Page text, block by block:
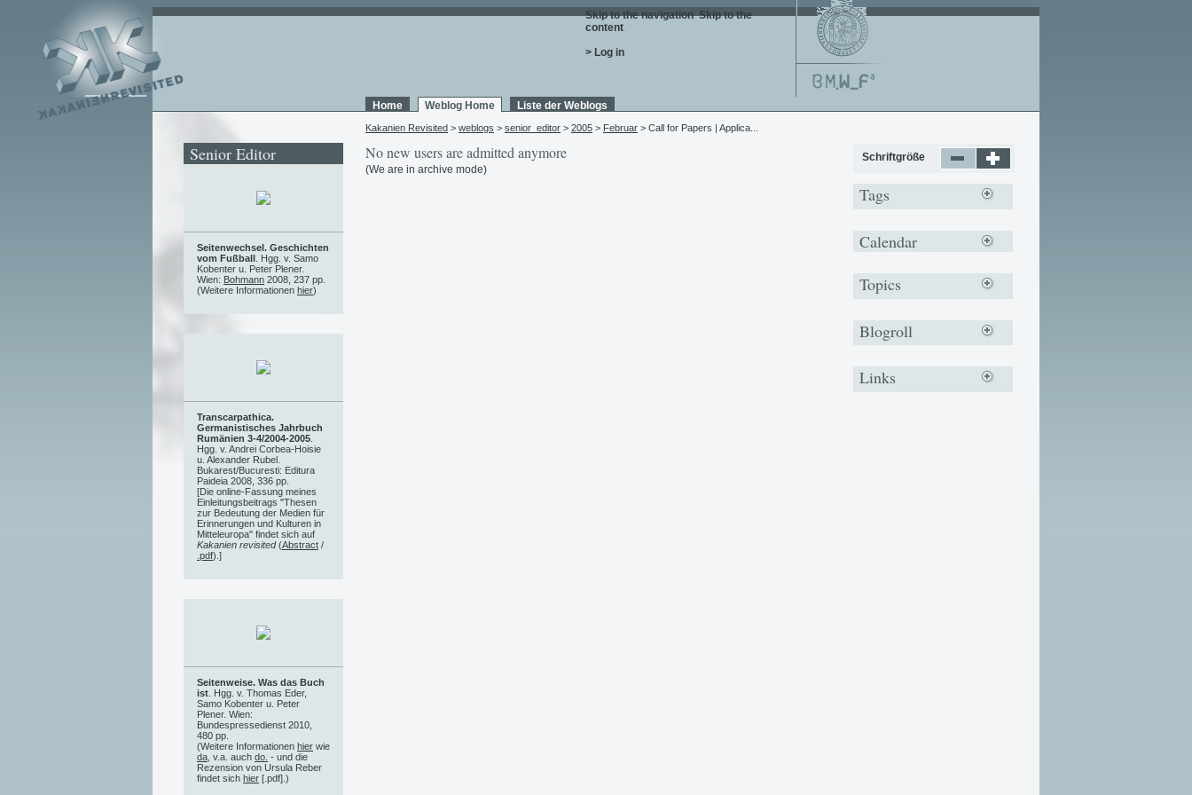
Skip to the navigation. Skip to the
content.
> Log in
Home Weblog Home Liste der Weblogs
Kakanien Revisited > weblogs > senior_editor > 2005 > Februar > Call for Papers | Applica...
No new users are admitted anymore
(We are in archive mode)
Senior Editor
Seitenwechsel. Geschichten
vom Fußball . Hgg. v. Samo
Kobenter u. Peter Plener.
Wien: Bohmann 2008, 237 pp.
(Weitere Informationen hier)
Transcarpathica.
Germanistisches Jahrbuch
Rumänien 3-4/2004-2005
Hgg. v. Andrei Corbea-Hoisie
u. Alexander Rubel.
Bukarest/Bucuresti: Editura
Paideia 2008, 336 pp.
[Die online-Fassung meines
Einleitungsbeitrags "Thesen
zur Bedeutung der Medien für
Erinnerungen und Kulturen in
Mitteleuropa" findet sich auf
Kakanien revisited(Abstract /
.pdf).]
Seitenweise. Was das Buch
ist . Hgg. v. Thomas Eder,
Samo Kobenter u. Peter
Plener. Wien:
Bundespressedienst 2010,
480 pp.
(Weitere Informationen hier wie
da , v.a. auch do. - und die
Rezension von Ursula Reber
findet sich hier [.pdf].)
Schriftgröße
Tags
Calendar
Topics
Blogroll
Links